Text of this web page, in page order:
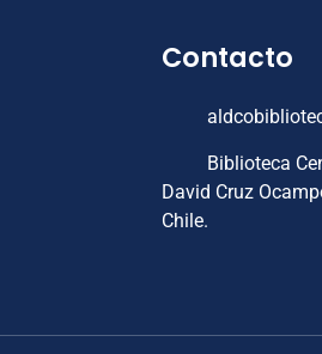
Contacto
Biblioteca
David Cruz
Chile.